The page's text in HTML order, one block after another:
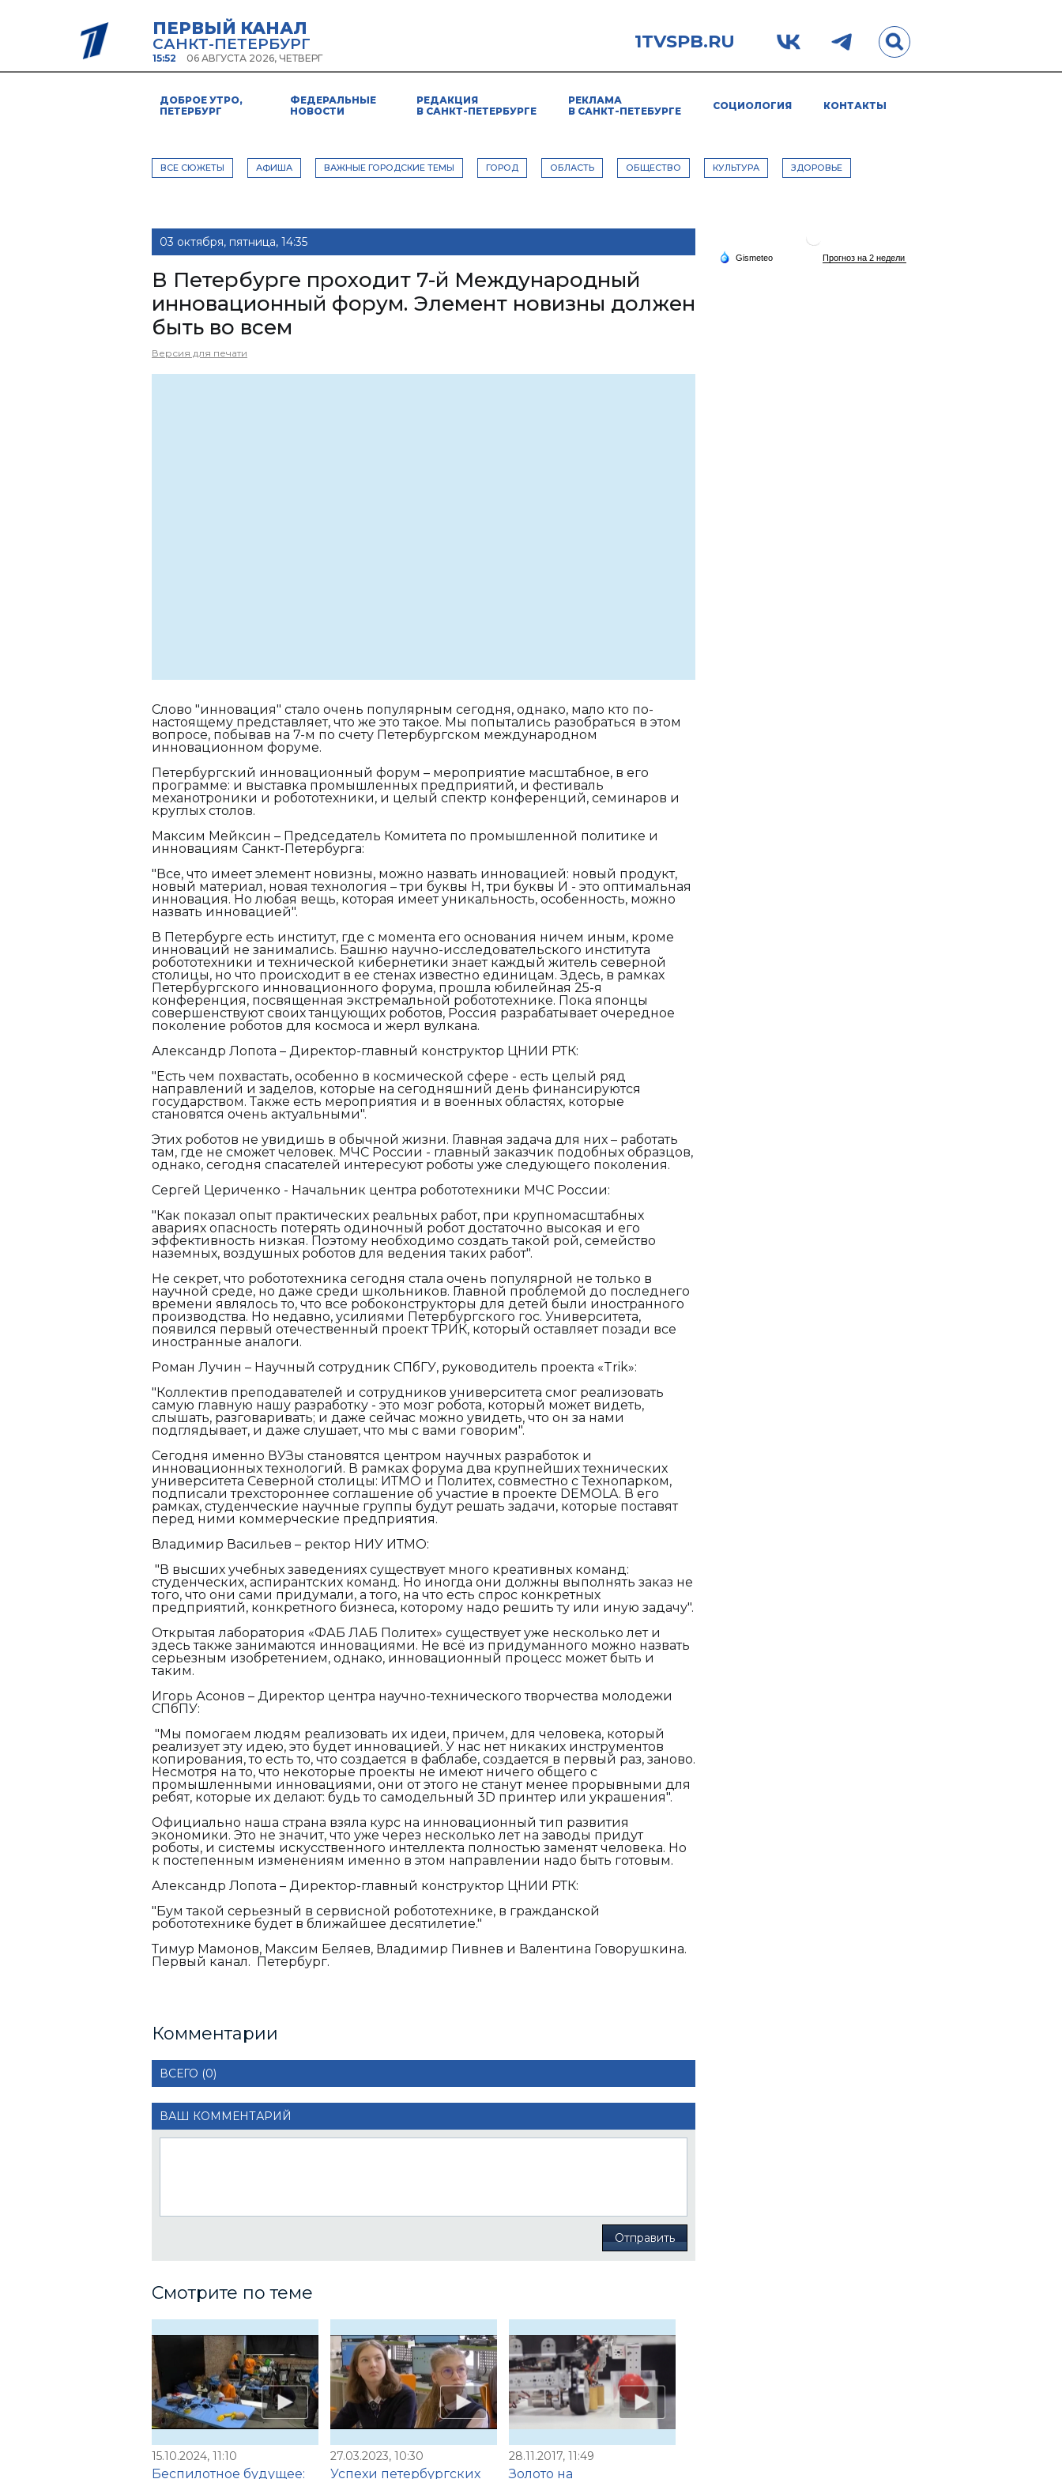
ПЕРВЫЙ КАНАЛ
САНКТ-ПЕТЕРБУРГ
15:52 06 АВГУСТА 2026, ЧЕТВЕРГ
1TVSPB.RU
ДОБРОЕ УТРО,
ПЕТЕРБУРГ
ФЕДЕРАЛЬНЫЕ
НОВОСТИ
РЕДАКЦИЯ
В САНКТ-ПЕТЕРБУРГЕ
РЕКЛАМА
В САНКТ-ПЕТЕБУРГЕ
СОЦИОЛОГИЯ КОНТАКТЫ
ВСЕ СЮЖЕТЫ АФИША ВАЖНЫЕ ГОРОДСКИЕ ТЕМЫ ГОРОД ОБЛАСТЬ ОБЩЕСТВО КУЛЬТУРА ЗДОРОВЬЕ
03 октября, пятница, 14:35
В Петербурге проходит 7-й Международный
инновационный форум. Элемент новизны должен
быть во всем
Версия для печати
Слово "инновация" стало очень популярным сегодня, однако, мало кто по-
настоящему представляет, что же это такое. Мы попытались разобраться в этом
вопросе, побывав на 7-м по счету Петербургском международном
инновационном форуме.
Петербургский инновационный форум – мероприятие масштабное, в его
программе: и выставка промышленных предприятий, и фестиваль
механотроники и робототехники, и целый спектр конференций, семинаров и
круглых столов.
Максим Мейксин – Председатель Комитета по промышленной политике и
инновациям Санкт-Петербурга:
"Все, что имеет элемент новизны, можно назвать инновацией: новый продукт,
новый материал, новая технология – три буквы Н, три буквы И - это оптимальная
инновация. Но любая вещь, которая имеет уникальность, особенность, можно
назвать инновацией".
В Петербурге есть институт, где с момента его основания ничем иным, кроме
инноваций не занимались. Башню научно-исследовательского института
робототехники и технической кибернетики знает каждый житель северной
столицы, но что происходит в ее стенах известно единицам. Здесь, в рамках
Петербургского инновационного форума, прошла юбилейная 25-я
конференция, посвященная экстремальной робототехнике. Пока японцы
совершенствуют своих танцующих роботов, Россия разрабатывает очередное
поколение роботов для космоса и жерл вулкана.
Александр Лопота – Директор-главный конструктор ЦНИИ РТК:
"Есть чем похвастать, особенно в космической сфере - есть целый ряд
направлений и заделов, которые на сегодняшний день финансируются
государством. Также есть мероприятия и в военных областях, которые
становятся очень актуальными".
Этих роботов не увидишь в обычной жизни. Главная задача для них – работать
там, где не сможет человек. МЧС России - главный заказчик подобных образцов,
однако, сегодня спасателей интересуют роботы уже следующего поколения.
Сергей Цериченко - Начальник центра робототехники МЧС России:
"Как показал опыт практических реальных работ, при крупномасштабных
авариях опасность потерять одиночный робот достаточно высокая и его
эффективность низкая. Поэтому необходимо создать такой рой, семейство
наземных, воздушных роботов для ведения таких работ".
Не секрет, что робототехника сегодня стала очень популярной не только в
научной среде, но даже среди школьников. Главной проблемой до последнего
времени являлось то, что все робоконструкторы для детей были иностранного
производства. Но недавно, усилиями Петербургского гос. Университета,
появился первый отечественный проект ТРИК, который оставляет позади все
иностранные аналоги.
Роман Лучин – Научный сотрудник СПбГУ, руководитель проекта «Trik»:
"Коллектив преподавателей и сотрудников университета смог реализовать
самую главную нашу разработку - это мозг робота, который может видеть,
слышать, разговаривать; и даже сейчас можно увидеть, что он за нами
подглядывает, и даже слушает, что мы с вами говорим".
Сегодня именно ВУЗы становятся центром научных разработок и
инновационных технологий. В рамках форума два крупнейших технических
университета Северной столицы: ИТМО и Политех, совместно с Технопарком,
подписали трехстороннее соглашение об участие в проекте DEMOLA. В его
рамках, студенческие научные группы будут решать задачи, которые поставят
перед ними коммерческие предприятия.
Владимир Васильев – ректор НИУ ИТМО:
"В высших учебных заведениях существует много креативных команд:
студенческих, аспирантских команд. Но иногда они должны выполнять заказ не
того, что они сами придумали, а того, на что есть спрос конкретных
предприятий, конкретного бизнеса, которому надо решить ту или иную задачу".
Открытая лаборатория «ФАБ ЛАБ Политех» существует уже несколько лет и
здесь также занимаются инновациями. Не всё из придуманного можно назвать
серьезным изобретением, однако, инновационный процесс может быть и
таким.
Игорь Асонов – Директор центра научно-технического творчества молодежи
СПбПУ:
"Мы помогаем людям реализовать их идеи, причем, для человека, который
реализует эту идею, это будет инновацией. У нас нет никаких инструментов
копирования, то есть то, что создается в фаблабе, создается в первый раз, заново.
Несмотря на то, что некоторые проекты не имеют ничего общего с
промышленными инновациями, они от этого не станут менее прорывными для
ребят, которые их делают: будь то самодельный 3D принтер или украшения".
Официально наша страна взяла курс на инновационный тип развития
экономики. Это не значит, что уже через несколько лет на заводы придут
роботы, и системы искусственного интеллекта полностью заменят человека. Но
к постепенным изменениям именно в этом направлении надо быть готовым.
Александр Лопота – Директор-главный конструктор ЦНИИ РТК:
"Бум такой серьезный в сервисной робототехнике, в гражданской
робототехнике будет в ближайшее десятилетие."
Тимур Мамонов, Максим Беляев, Владимир Пивнев и Валентина Говорушкина.
Первый канал. Петербург.
Комментарии
ВСЕГО (0)
ВАШ КОММЕНТАРИЙ
Отправить
Смотрите по теме
15.10.2024, 11:10
Беспилотное будущее:
27.03.2023, 10:30
Успехи петербургских
28.11.2017, 11:49
Золото на